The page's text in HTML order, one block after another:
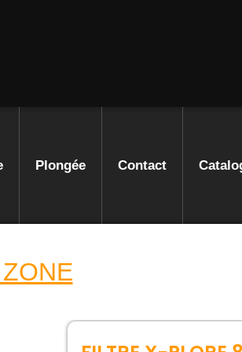
Plongée Contact